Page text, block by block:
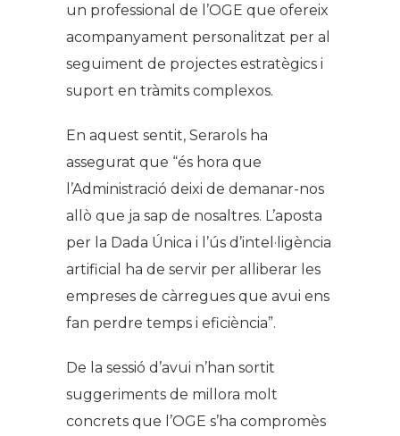
un professional de l’OGE que ofereix
acompanyament personalitzat per al
seguiment de projectes estratègics i
suport en tràmits complexos.
En aquest sentit, Serarols ha
assegurat que “és hora que
l’Administració deixi de demanar-nos
allò que ja sap de nosaltres. L’aposta
per la Dada Única i l’ús d’intel·ligència
artificial ha de servir per alliberar les
empreses de càrregues que avui ens
fan perdre temps i eficiència”.
De la sessió d’avui n’han sortit
suggeriments de millora molt
concrets que l’OGE s’ha compromès